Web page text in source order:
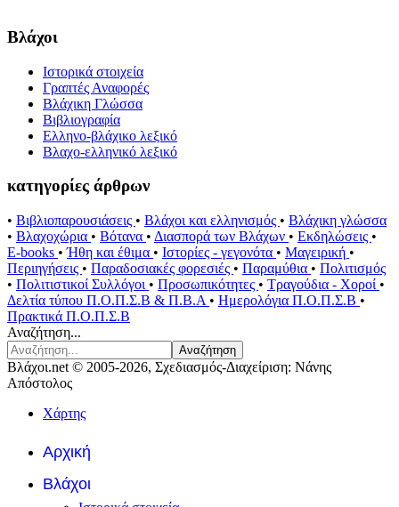
Βλάχοι
Ιστορικά στοιχεία
Γραπτές Αναφορές
Βλάχικη Γλώσσα
Βιβλιογραφία
Ελληνο-βλάχικο λεξικό
Βλαχο-ελληνικό λεξικό
κατηγορίες άρθρων
• Βιβλιοπαρουσιάσεις • Βλάχοι και ελληνισμός • Βλάχικη γλώσσα
• Βλαχοχώρια • Βότανα • Διασπορά των Βλάχων • Εκδηλώσεις •
E-books •Ήθη και έθιμα • Ιστορίες - γεγονότα • Μαγειρική •
Περιηγήσεις • Παραδοσιακές φορεσιές • Παραμύθια • Πολιτισμός
• Πολιτιστικοί Συλλόγοι • Προσωπικότητες • Τραγούδια - Χοροί •
Δελτία τύπου Π.Ο.Π.Σ.Β & Π.Β.Α • Ημερολόγια Π.Ο.Π.Σ.Β •
Πρακτικά Π.Ο.Π.Σ.Β
Αναζήτηση...
Αναζήτηση
Βλάχοι.net © 2005-2026, Σχεδιασμός-Διαχείριση: Νάνης
Απόστολος
Χάρτης
Αρχική
Βλάχοι